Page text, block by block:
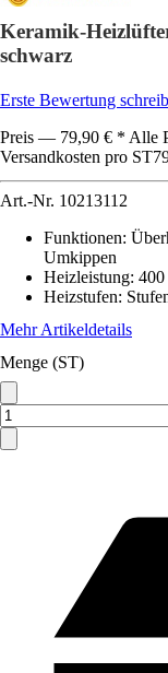
Keramik-
schwarz
Erste Bewertung
Preis — 79,90 € * Alle
Versandkosten pro ST
Art.-Nr. 10213112
Funktionen:
Umkippen
Heizleistung:
Heizstufen:
Mehr Artikeldetails
Menge (ST)